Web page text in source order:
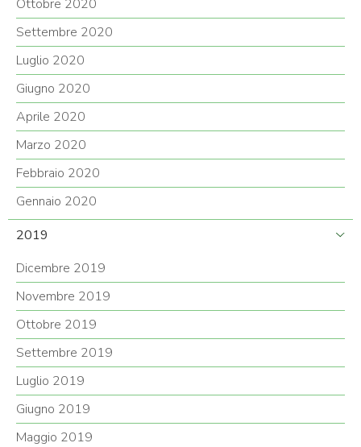
Ottobre 2020
Settembre 2020
Luglio 2020
Giugno 2020
Aprile 2020
Marzo 2020
Febbraio 2020
Gennaio 2020
2019
Dicembre 2019
Novembre 2019
Ottobre 2019
Settembre 2019
Luglio 2019
Giugno 2019
Maggio 2019